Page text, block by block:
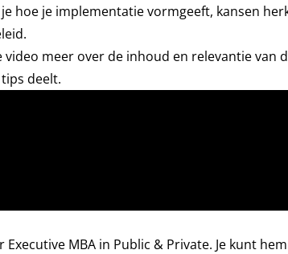
hoe je implementatie vormgeeft, kansen
meer over de inhoud en relevantie van
deelt.
Executive MBA in Public & Private. Je kunt